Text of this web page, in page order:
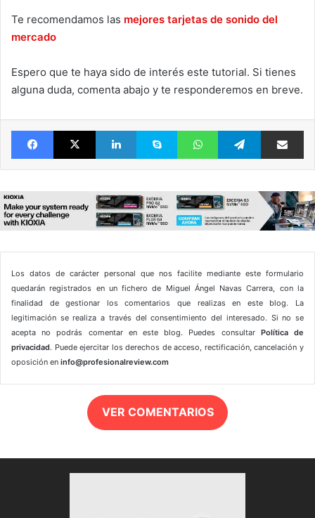
Te recomendamos las mejores tarjetas de sonido del
mercado
Espero que te haya sido de interés este tutorial. Si tienes
alguna duda, comenta abajo y te responderemos en breve.
FacebookX LinkedIn Skype WhatsAppTelegram
Los datos de carácter personal que nos facilite mediante este formulario
quedarán registrados en un fichero de Miguel Ángel Navas Carrera, con la
finalidad de gestionar los comentarios que realizas en este blog. La
legitimación se realiza a través del consentimiento del interesado. Si no se
acepta no podrás comentar en este blog. Puedes consultar Política de
privacidad. Puede ejercitar los derechos de acceso, rectificación, cancelación y
oposición en info@profesionalreview.com
VER COMENTARIOS